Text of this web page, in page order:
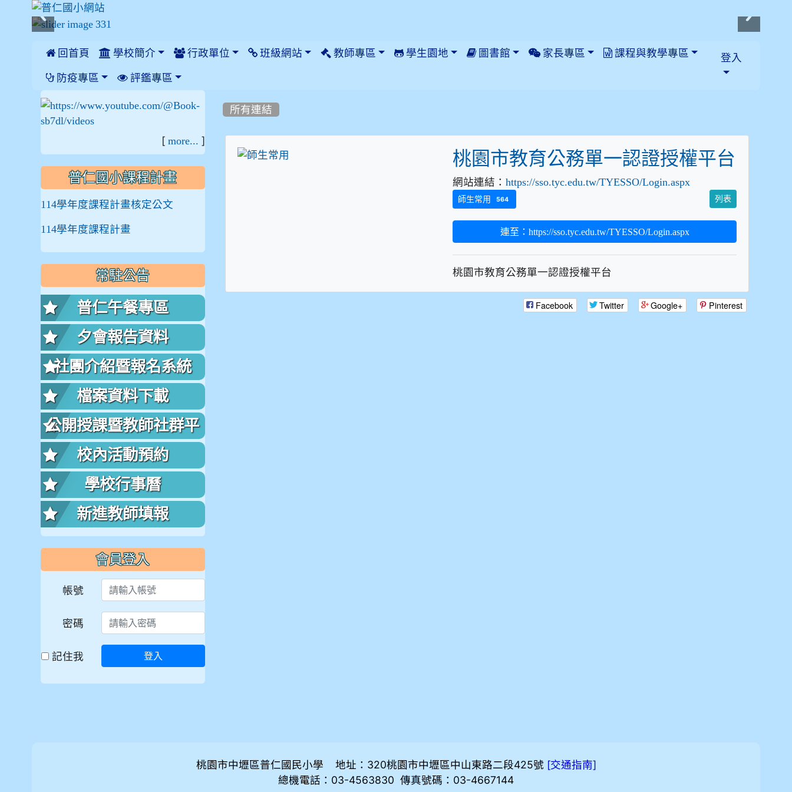
 回首頁 學校簡介 行政單位 班級網站 教師專區 學生園地 圖書館 家長專區 課程與教學專區
防疫專區 評鑑專區
登入
所有連結
桃園市教育公務單一認證授權平台
網站連結：https://sso.tyc.edu.tw/TYESSO/Login.aspx
師生常用 564 列表
連至：https://sso.tyc.edu.tw/TYESSO/Login.aspx
桃園市教育公務單一認證授權平台
Facebook Twitter Google+ Pinterest
[ more... ]
普仁國小課程計畫
114學年度課程計畫核定公文
114學年度課程計畫
常駐公告
普仁午餐專區
夕會報告資料
社團介紹暨報名系統
檔案資料下載
公開授課暨教師社群平
台
校內活動預約
學校行事曆
新進教師填報
會員登入
帳號
密碼
記住我 登入
桃園市中壢區普仁國民小學 地址：320桃園市中壢區中山東路二段425號 [交通指南]
總機電話：03-4563830 傳真號碼：03-4667144